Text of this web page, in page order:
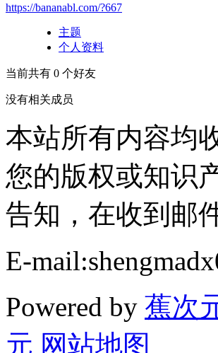
https://bananabl.com/?667
主题
个人资料
当前共有 0 个好友
没有相关成员
本站所有内容均
您的版权或知识
告知，在收到邮
E-
Powered by 蕉次
元 网站地图